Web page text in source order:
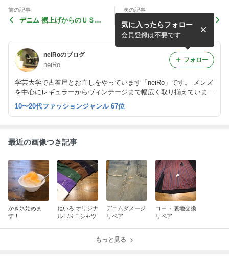
前の記事
デニム 裾上げからのＵＳＥ
次の記事
年末年始の営業時間
neiRoのブログ
neiRo
学芸大学で古着屋とお直しをやっています「neiRo」です。 メンズ
を中心にレギュラーからヴィンテージまで幅広く取り揃えていま
ろしくお願いします。
気に入ったらフォロー
会員登録は不要です
フォロー
10〜20代ファッションジャンル 67位
最近の画像つき記事
かき氷始めま
す！
ねいろ オリジナ
ル L/S Ｔシャツ
デニムダメージ
リペア
コート 裏地交換
リペア
もっと見る